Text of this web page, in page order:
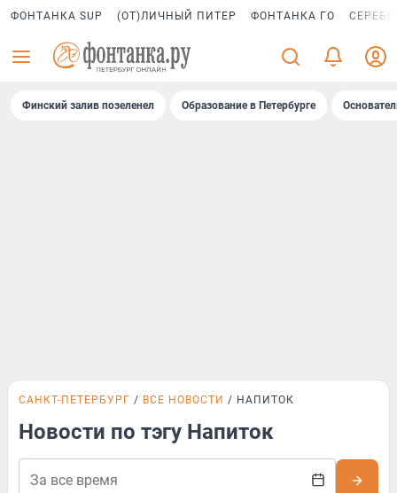
ФОНТАНКА SUP (ОТ)ЛИЧНЫЙ ПИТЕР ФОНТАНКА ГО
Финский залив позеленел Образование в Петербурге
САНКТ-ПЕТЕРБУРГ ВСЕ НОВОСТИ НАПИТОК
Новости по тэгу Напиток